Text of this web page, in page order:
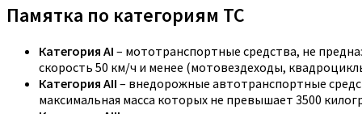
Памятка по категориям ТС
Категория АI – мототранспортные средства, не
скорость 50 км/ч и менее (мотовездеходы,
Категория АII – внедорожные автотранспортные
максимальная масса которых не превышает 3500